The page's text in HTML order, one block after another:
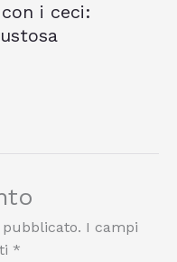
i ceci:
I campi
*